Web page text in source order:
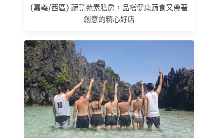
(嘉義/西區) 蔬覓苑素膳房，品嚐健康蔬食又帶著
創意的精心好店